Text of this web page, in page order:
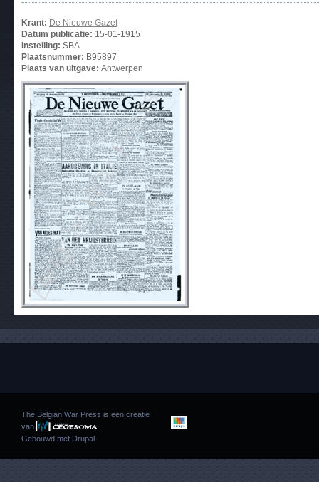
Krant: De Nieuwe Gazet
Datum publicatie: 15-01-1915
Instelling: SBA
Plaatsnummer: B95897
Plaats van uitgave: Antwerpen
The Belgian War Press is een creatie
van
Gebouwd met Drupal